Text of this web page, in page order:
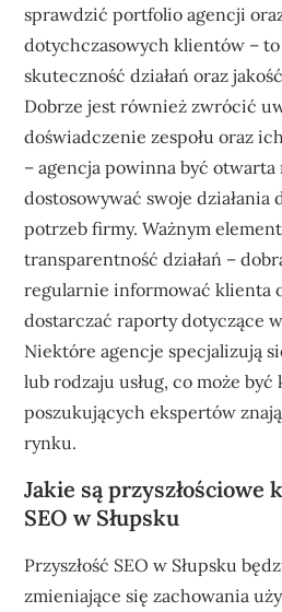
sprawdzić portfolio agencji
dotychczasowych klientów –
skuteczność działań oraz
Dobrze jest również zwrócić
doświadczenie zespołu oraz
– agencja powinna być otwarta
dostosowywać swoje
potrzeb firmy. Ważnym
transparentność działań –
regularnie informować klienta
dostarczać raporty dotyczące
Niektóre agencje specjalizują
lub rodzaju usług, co może
poszukujących ekspertów
rynku.
Jakie są
SEO w Słupsku
Przyszłość SEO w Słupsku
zmieniające się zachowania